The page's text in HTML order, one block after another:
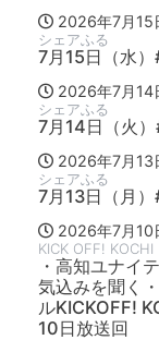
2026年7月15
シェアふる
7月15日（水
2026年7月14
シェアふる
7月14日（火
2026年7月13
シェアふる
7月13日（月
2026年7月10
KICK OFF! KOCHI
・高知ユナイ
気込みを聞く
ルKICKOFF!
10日放送回